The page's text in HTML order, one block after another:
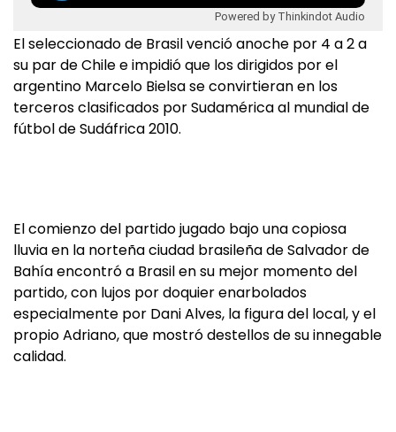
Powered by Thinkindot Audio
El seleccionado de Brasil venció anoche por 4 a 2 a
su par de Chile e impidió que los dirigidos por el
argentino Marcelo Bielsa se convirtieran en los
terceros clasificados por Sudamérica al mundial de
fútbol de Sudáfrica 2010.
El comienzo del partido jugado bajo una copiosa
lluvia en la norteña ciudad brasileña de Salvador de
Bahía encontró a Brasil en su mejor momento del
partido, con lujos por doquier enarbolados
especialmente por Dani Alves, la figura del local, y el
propio Adriano, que mostró destellos de su innegable
calidad.